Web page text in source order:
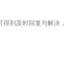
到及时回复与解决，